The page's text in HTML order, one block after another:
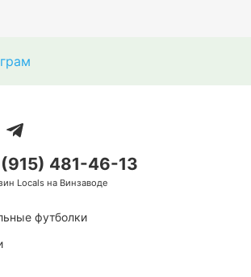
481-46-13
Locals на Винзаводе
футболки